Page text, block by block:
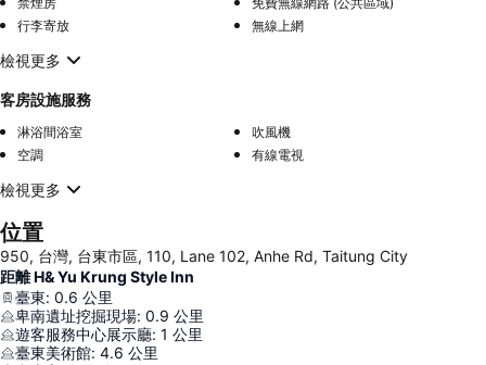
行李寄放
無線上網
檢視更多
客房設施服務
淋浴間浴室
吹風機
空調
有線電視
檢視更多
位置
950, 台灣, 台東市區, 110, Lane 102, Anhe Rd, Taitung City
距離 H& Yu Krung Style Inn
臺東: 0.6 公里
卑南遺址挖掘現場: 0.9 公里
遊客服務中心展示廳: 1 公里
臺東美術館: 4.6 公里